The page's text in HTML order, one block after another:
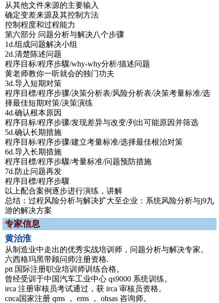
从其他文件来源的主要输入
确定变差来源及其控制方法
控制程度和过程能力
第六部分 问题分析与解决八个步骤
1d.组成问题解决小组
2d.清楚陈述问题
程序目标/程序步驟/why-why分析/描述问题
黄老师教你一听就会的独门功夫
3d.导入短期对策
程序目標/程序步骤/决策分析表/风险分析表/决策考量标准/选
择最佳短期对策/决策演练
4d.确认根本原因
程序目标/程序步骤/发现差异与改变/列出可能原因并筛选
5d.确认长期措施
程序目标/程序步骤/建立考量标准/选择最佳根治对策
6d.导入长期措施
程序目標/程序步驟/考量标准/问题预防措施
7d.防止问题再发
程序目標/程序步驟
以上配合案例逐步进行演练，讲解
总结：过程风险分析与解决扩大至企业：系统风险分析与j9九
游的解决方案
专家信息
黄治淮
从制造业中走出的优秀实战培训师，问题分析与解决专家。
六西格玛黑带顾问师注册资格.
ptt 国际注册职业培训师训练合格。
曾经受训于中国汽车工业中心 qs9000 系统训练。
irca 注册审核员考试通过，获 irca 审核员资格。
cnca国家注册 qms ， ems ， ohsas 咨询师。